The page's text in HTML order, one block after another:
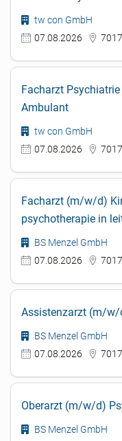
tw con GmbH
07.08.2026
Facharzt
Ambulant
tw con GmbH
07.08.2026
Facharzt (m/w/d)
psychotherapie in
BS Menzel GmbH
07.08.2026
Assistenzarzt (m/w/
BS Menzel GmbH
07.08.2026
Oberarzt (m/w/d)
BS Menzel GmbH